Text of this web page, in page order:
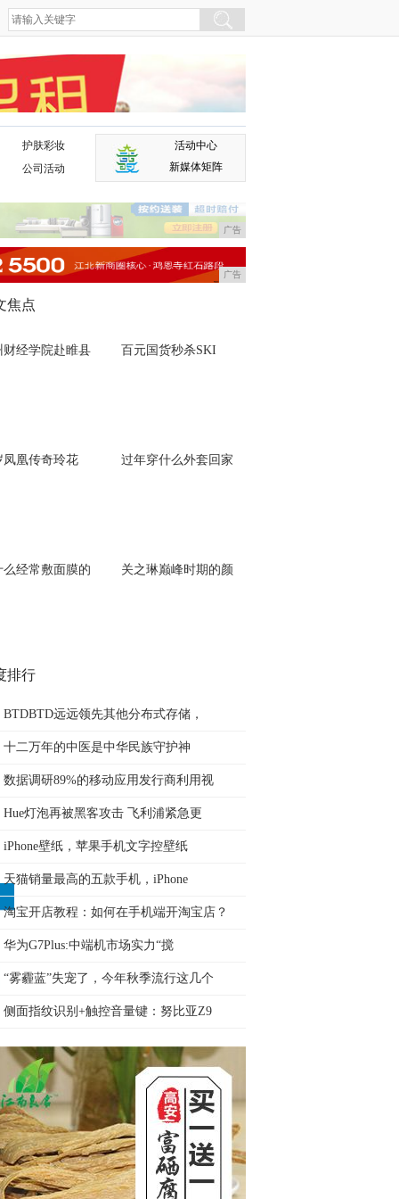
护肤彩妆
公司活动
活动中心
新媒体矩阵
广告
广告
焦点
财经学院赴睢县 百元国货秒杀SKI
凤凰传奇玲花 过年穿什么外套回家
么经常敷面膜的 关之琳巅峰时期的颜
排行
BTDBTD远远领先其他分布式存储，
十二万年的中医是中华民族守护神
数据调研89%的移动应用发行商利用视
Hue灯泡再被黑客攻击 飞利浦紧急更
iPhone壁纸，苹果手机文字控壁纸
天猫销量最高的五款手机，iPhone
淘宝开店教程：如何在手机端开淘宝店？
华为G7Plus:中端机市场实力“搅
“雾霾蓝”失宠了，今年秋季流行这几个
侧面指纹识别+触控音量键：努比亚Z9